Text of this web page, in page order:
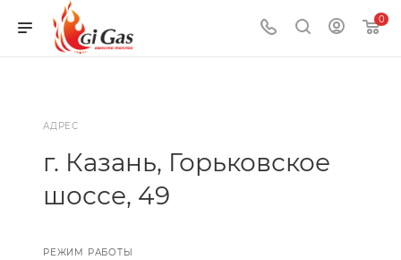
0
АДРЕС
г. Казань, Горьковское
шоссе, 49
РЕЖИМ РАБОТЫ